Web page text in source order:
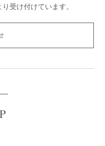
受け付けています。